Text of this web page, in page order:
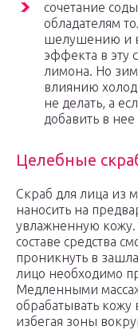
сочетание
обладателям
шелушению и
эффекта в эту
лимона. Но
влиянию
не делать, а
добавить в нее
Целебные
Скраб для лица из
наносить на
увлажненную кожу.
составе средства
проникнуть в
лицо необходимо
Медленными
обрабатывать кожу
избегая зоны